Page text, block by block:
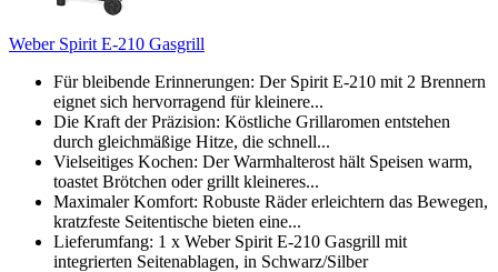
Weber Spirit E-210 Gasgrill
Für bleibende Erinnerungen: Der Spirit E-210 mit 2 Brennern
eignet sich hervorragend für kleinere...
Die Kraft der Präzision: Köstliche Grillaromen entstehen
durch gleichmäßige Hitze, die schnell...
Vielseitiges Kochen: Der Warmhalterost hält Speisen warm,
toastet Brötchen oder grillt kleineres...
Maximaler Komfort: Robuste Räder erleichtern das Bewegen,
kratzfeste Seitentische bieten eine...
Lieferumfang: 1 x Weber Spirit E-210 Gasgrill mit
integrierten Seitenablagen, in Schwarz/Silber